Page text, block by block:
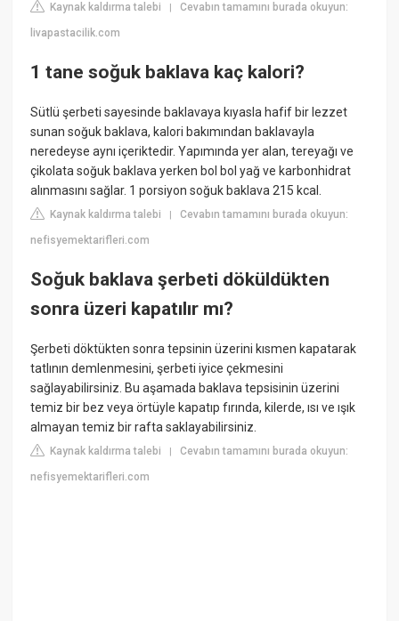
Kaynak kaldırma talebi |Cevabın tamamını burada okuyun:
livapastacilik.com
1 tane soğuk baklava kaç kalori?
Sütlü şerbeti sayesinde baklavaya kıyasla hafif bir lezzet
sunan soğuk baklava, kalori bakımından baklavayla
neredeyse aynı içeriktedir. Yapımında yer alan, tereyağı ve
çikolata soğuk baklava yerken bol bol yağ ve karbonhidrat
alınmasını sağlar. 1 porsiyon soğuk baklava 215 kcal.
Kaynak kaldırma talebi |Cevabın tamamını burada okuyun:
nefisyemektarifleri.com
Soğuk baklava şerbeti döküldükten
sonra üzeri kapatılır mı?
Şerbeti döktükten sonra tepsinin üzerini kısmen kapatarak
tatlının demlenmesini, şerbeti iyice çekmesini
sağlayabilirsiniz. Bu aşamada baklava tepsisinin üzerini
temiz bir bez veya örtüyle kapatıp fırında, kilerde, ısı ve ışık
almayan temiz bir rafta saklayabilirsiniz.
Kaynak kaldırma talebi |Cevabın tamamını burada okuyun:
nefisyemektarifleri.com